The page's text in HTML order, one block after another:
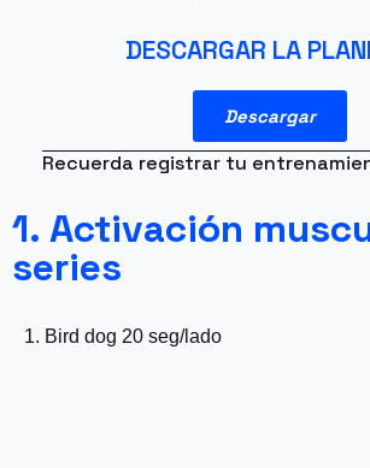
DESCARGAR LA
Descargar
Recuerda registrar tu
1. Activación
series
1. Bird dog 20 seg/lado